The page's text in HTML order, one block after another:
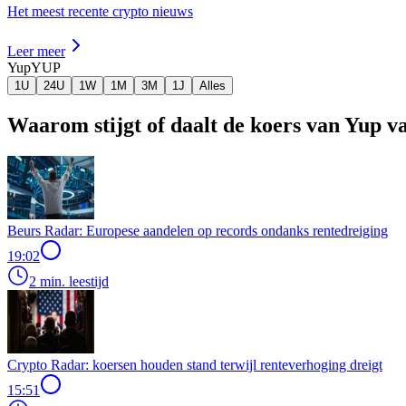
Het meest recente crypto nieuws
Leer meer
YupYUP
1U 24U 1W 1M 3M 1J Alles
Waarom stijgt of daalt de koers van Yup
Beurs Radar: Europese aandelen op records ondanks rentedreiging
19:02
2 min. leestijd
Crypto Radar: koersen houden stand terwijl renteverhoging dreigt
15:51